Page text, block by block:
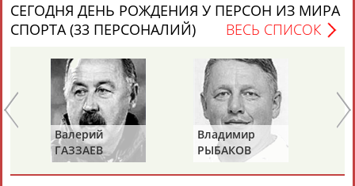
Разработка и поддержка ООО НАИТ «Стадион»
СЕГОДНЯ ДЕНЬ РОЖДЕНИЯ У ПЕРСОН ИЗ МИРА
СПОРТА (33 ПЕРСОНАЛИЙ)
ВЕСЬ СПИСОК
Валерий
ГАЗЗАЕВ
Владимир
РЫБАКОВ